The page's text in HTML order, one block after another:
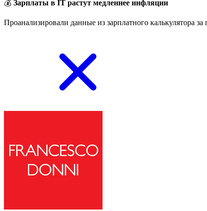
💰 Зарплаты в IT растут медленнее инфляции
Проанализировали данные из зарплатного калькулятора